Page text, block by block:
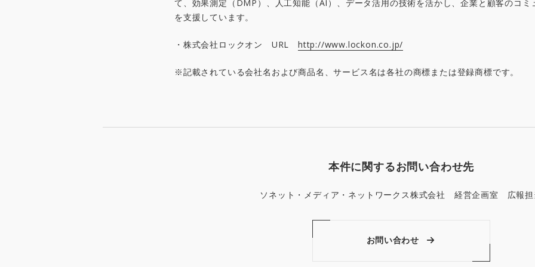
て、効果測定（DMP）、人工知能（AI）、データ活用の技術を活かし、企業と顧客のコミ
を支援しています。
・株式会社ロックオン URL http://www.lockon.co.jp/
※記載されている会社名および商品名、サービス名は各社の商標または登録商標です。
本件に関するお問い合わせ先
ソネット・メディア・ネットワークス株式会社 経営企画室 広報担
お問い合わせ